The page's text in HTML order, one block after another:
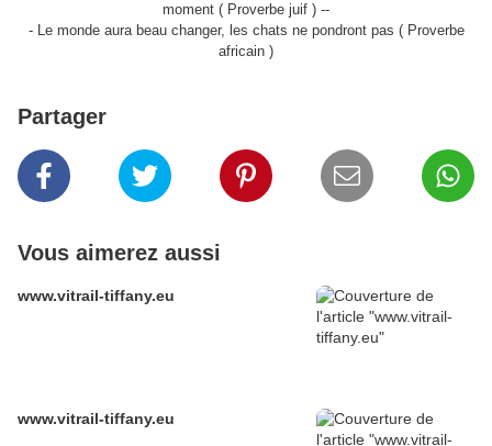
moment ( Proverbe juif ) --
- Le monde aura beau changer, les chats ne pondront pas ( Proverbe
africain )
Partager
Vous aimerez aussi
www.vitrail-tiffany.eu
www.vitrail-tiffany.eu